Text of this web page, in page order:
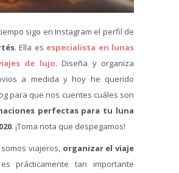
sigo en Instagram el perfil de
. Ella es especialista en lunas
de lujo. Diseña y organiza
a medida y hoy he querido
para que nos cuentes cuáles son
perfectas para tu luna
. ¡Toma nota que despegamos!
viajeros, organizar el viaje
prácticamente tan importante